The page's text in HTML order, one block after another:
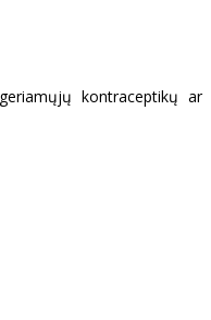
kontraceptikų ar